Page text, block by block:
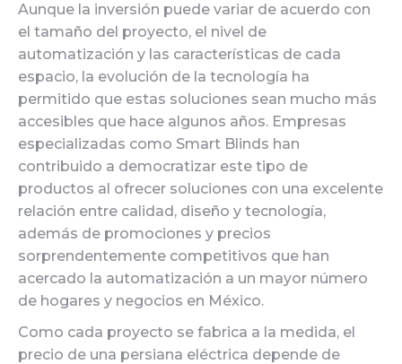
Aunque la inversión puede variar de acuerdo con
el tamaño del proyecto, el nivel de
automatización y las características de cada
espacio, la evolución de la tecnología ha
permitido que estas soluciones sean mucho más
accesibles que hace algunos años. Empresas
especializadas como Smart Blinds han
contribuido a democratizar este tipo de
productos al ofrecer soluciones con una excelente
relación entre calidad, diseño y tecnología,
además de promociones y precios
sorprendentemente competitivos que han
acercado la automatización a un mayor número
de hogares y negocios en México.
Como cada proyecto se fabrica a la medida, el
precio de una persiana eléctrica depende de